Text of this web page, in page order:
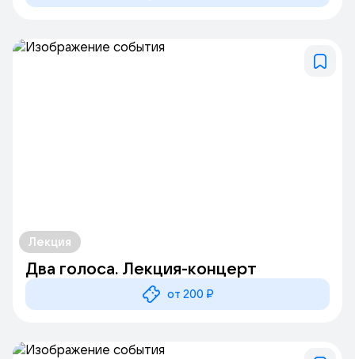
Лекция
Два голоса. Лекция-концерт
от 200 ₽